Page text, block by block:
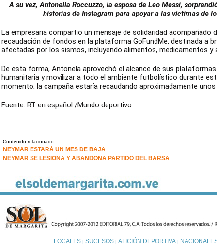
A su vez, Antonella Roccuzzo, la esposa de Leo Messi,
historias de Instagram para apoyar a las víctimas de
La empresaria compartió un mensaje de solidaridad acompañado
recaudación de fondos en la plataforma GoFundMe, destinada a
afectadas por los sismos, incluyendo alimentos, medicamentos y
De esta forma, Antonela aprovechó el alcance de sus
humanitaria y movilizar a todo el ambiente futbolístico durante
momento, la campaña estaría recaudando aproximadamente
Fuente: RT en español /Mundo deportivo
Contenido relacionado
NEYMAR ESTARÁ UN MES DE BAJA
NEYMAR SE LESIONA Y ABANDONA PARTIDO DEL BARSA
LOCALES| SUCESOS| AFICIÓN DEPORTIVA|